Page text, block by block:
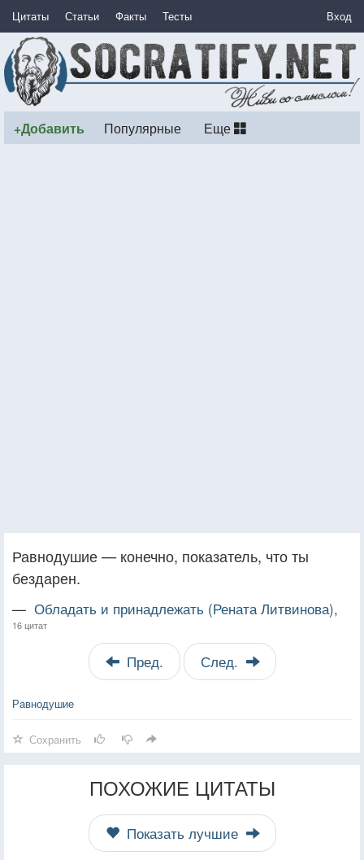
Цитаты Статьи Факты Тесты Вход
+Добавить Популярные Еще
Равнодушие — конечно, показатель, что ты
бездарен.
— Обладать и принадлежать (Рената Литвинова),
16 цитат
Пред. След.
Равнодушие
Сохранить
ПОХОЖИЕ ЦИТАТЫ
Показать лучшие